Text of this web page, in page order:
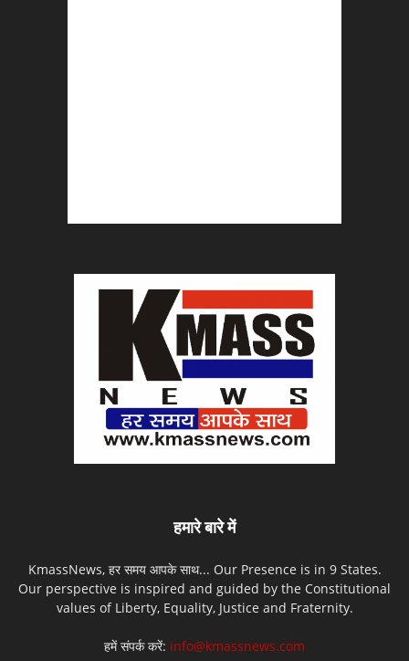
हमारे बारे में
KmassNews, हर समय आपके साथ... Our Presence is in 9 States.
Our perspective is inspired and guided by the Constitutional
values of Liberty, Equality, Justice and Fraternity.
हमें संपर्क करें: info@kmassnews.com